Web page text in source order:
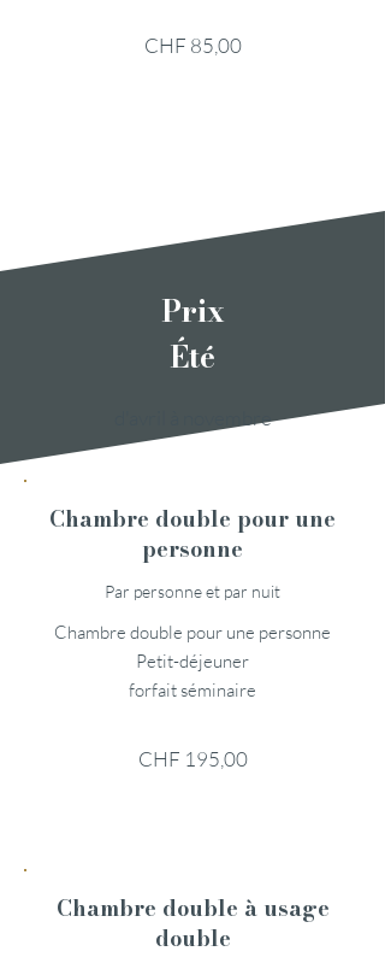
CHF 85,00
Prix
Été
d'avril à novembre
Chambre double pour une
personne
Par personne et par nuit
Chambre double pour une personne
Petit-déjeuner
forfait séminaire
CHF 195,00
Chambre double à usage
double